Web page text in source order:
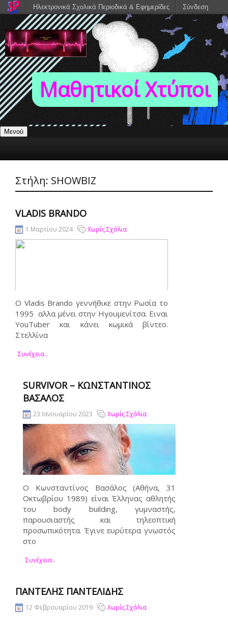
Μαθητικοί Χτύποι
Μενού
Στήλη: SHOWBIZ
VLADIS BRANDO
1 Μαρτίου 2024 Χωρίς Σχόλια
O Vladis Brando γεννήθικε στην Ρωσία το
1995 αλλα μένει στην Ηγουμενίτσα. Ειναι
YouTuber και κάνει κωμικά βίντεο.
Στελλίνα
Συνέχεια..
SURVIVOR – ΚΩΝΣΤΑΝΤΊΝΟΣ
ΒΑΣΆΛΟΣ
23 Ιανουαρίου 2023 Χωρίς Σχόλια
Ο Κωνσταντίνος Βασάλος (Αθήνα, 31
Οκτωβρίου 1989) είναι Έλληνας αθλητής
του body building, γυμναστής,
παρουσιαστής και τηλεοπτική
προσωπικότητα. Έγινε ευρύτερα γνωστός
στο
Συνέχεια..
ΠΑΝΤΕΛΉΣ ΠΑΝΤΕΛΊΔΗΣ
12 Φεβρουαρίου 2019 Χωρίς Σχόλια
Ηλεκτρονικά Σχολικά Περιοδικά & Εφημερίδες Σύνδεση